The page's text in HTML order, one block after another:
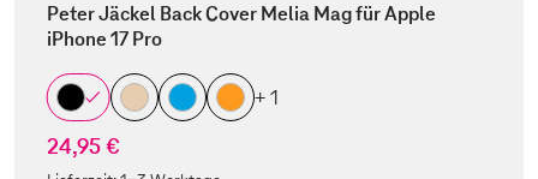
Peter Jäckel Back Cover Melia Mag für Apple
iPhone 17 Pro
+ 1
24,95 €